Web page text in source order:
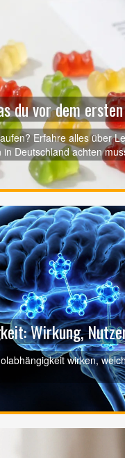
du vor dem
Erfahre alles über
Deutschland achten
Wirkung,
wirken,